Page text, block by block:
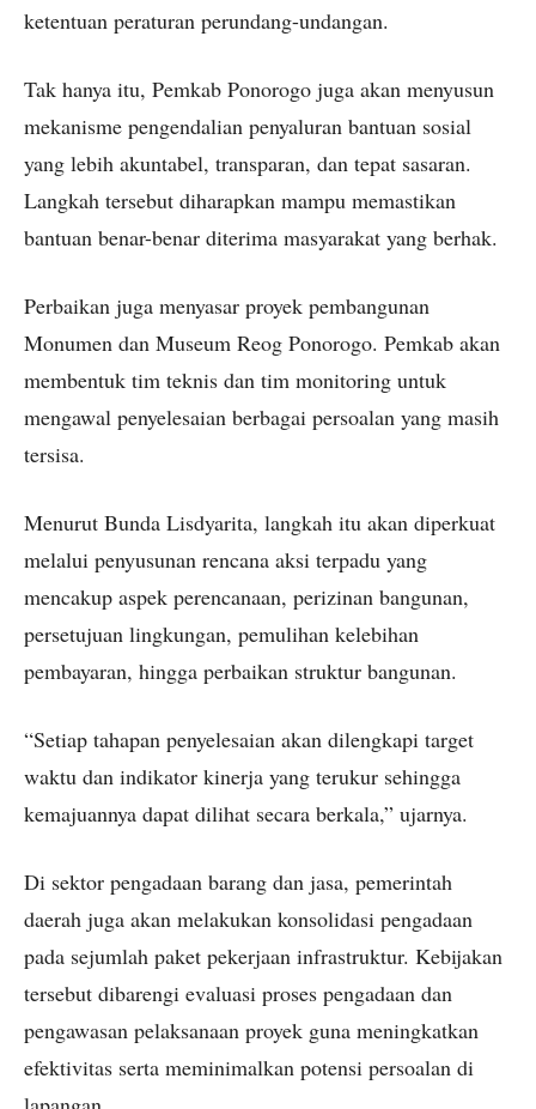
ketentuan peraturan perundang-undangan.
Tak hanya itu, Pemkab Ponorogo juga akan menyusun
mekanisme pengendalian penyaluran bantuan sosial
yang lebih akuntabel, transparan, dan tepat sasaran.
Langkah tersebut diharapkan mampu memastikan
bantuan benar-benar diterima masyarakat yang berhak.
Perbaikan juga menyasar proyek pembangunan
Monumen dan Museum Reog Ponorogo. Pemkab akan
membentuk tim teknis dan tim monitoring untuk
mengawal penyelesaian berbagai persoalan yang masih
tersisa.
Menurut Bunda Lisdyarita, langkah itu akan diperkuat
melalui penyusunan rencana aksi terpadu yang
mencakup aspek perencanaan, perizinan bangunan,
persetujuan lingkungan, pemulihan kelebihan
pembayaran, hingga perbaikan struktur bangunan.
“Setiap tahapan penyelesaian akan dilengkapi target
waktu dan indikator kinerja yang terukur sehingga
kemajuannya dapat dilihat secara berkala,” ujarnya.
Di sektor pengadaan barang dan jasa, pemerintah
daerah juga akan melakukan konsolidasi pengadaan
pada sejumlah paket pekerjaan infrastruktur. Kebijakan
tersebut dibarengi evaluasi proses pengadaan dan
pengawasan pelaksanaan proyek guna meningkatkan
efektivitas serta meminimalkan potensi persoalan di